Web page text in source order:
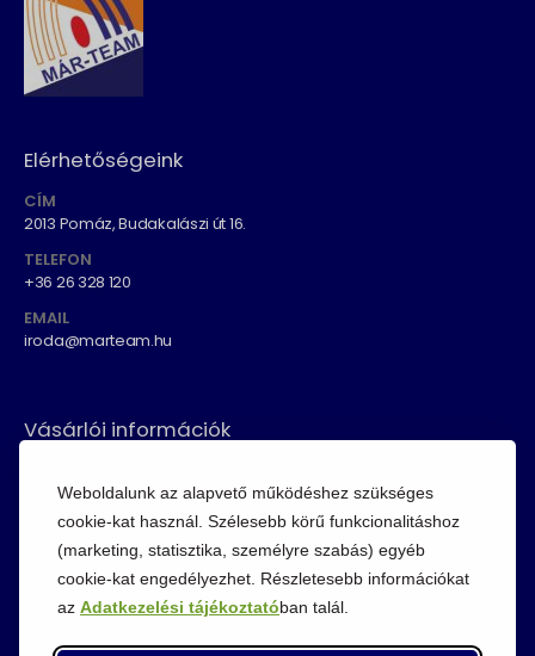
Weboldalunk az alapvető működéshez szükséges
cookie-kat használ. Szélesebb körű funkcionalitáshoz
(marketing, statisztika, személyre szabás) egyéb
cookie-kat engedélyezhet. Részletesebb információkat
az Adatkezelési tájékoztatóban talál.
Elérhetőségeink
CÍM
2013 Pomáz, Budakalászi út 16.
TELEFON
+36 26 328 120
EMAIL
iroda@marteam.hu
Vásárlói információk
Adatvédelem
Cookie szabályzat